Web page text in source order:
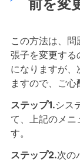
前を変
この方法は、
張子を変更する
になりますが、
ますので、ご心
ステップ1.シス
て、上記のメニ
す。
ステップ2.次の